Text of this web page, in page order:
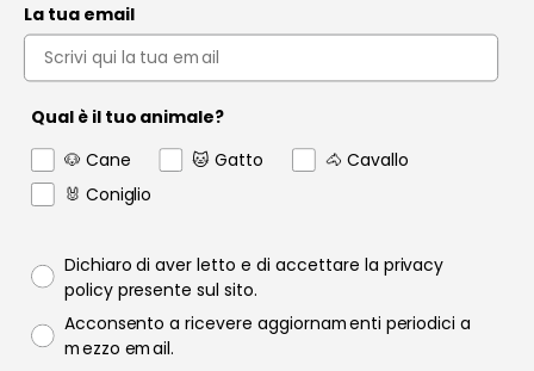
Account
Contact us
Garanzia
Raofarmaceutici.it © 2024 | Tutti i diritti sono riservati | Rao
La tua email
Qual è il tuo animale?
🐶 Cane
🐱 Gatto
🐴 Cavallo
🐰 Coniglio
Privacy policy
Dichiaro di aver letto e di accettare la privacy
policy presente sul sito.
Consenso email
Acconsento a ricevere aggiornamenti periodici a
mezzo email.